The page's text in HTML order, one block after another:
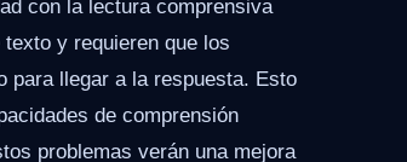
con la lectura comprensiva
y requieren que los
para llegar a la respuesta. Esto
de comprensión
problemas verán una mejora